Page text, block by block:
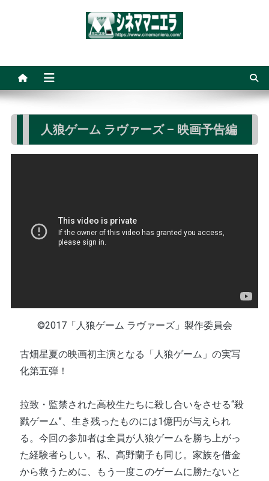
人狼ゲーム ラヴァーズ – 映画予告編
©2017「人狼ゲーム ラヴァーズ」製作委員会
古畑星夏の映画初主演となる「人狼ゲーム」の実写
化第五弾！
拉致・監禁された高校生たちに殺し合いをさせる“殺
戮ゲーム”、生き残ったものには1億円が与えられ
る。今回の参加者は全員が人狼ゲームを勝ち上がっ
た経験者らしい。私、高野蘭子も同じ。家族を借金
から救うために、もう一度このゲームに勝たないと